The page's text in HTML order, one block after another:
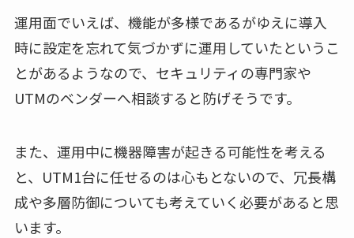
運用面でいえば、機能が多様であるがゆえに導入
時に設定を忘れて気づかずに運用していたというこ
とがあるようなので、セキュリティの専門家や
UTMのベンダーへ相談すると防げそうです。
また、運用中に機器障害が起きる可能性を考える
と、UTM1台に任せるのは心もとないので、冗長構
成や多層防御についても考えていく必要があると思
います。